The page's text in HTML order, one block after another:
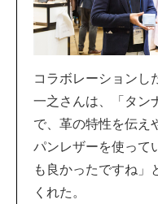
コラボレーションし
一之さんは、「タン
で、革の特性を伝え
パンレザーを使って
も良かったですね」
くれた。